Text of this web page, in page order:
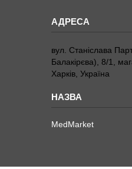
вул. Станіслава
Балакірєва), 8/1,
Харків, Україна
MedMarket